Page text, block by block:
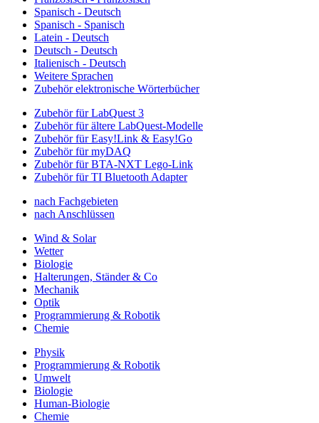
Spanisch - Deutsch
Spanisch - Spanisch
Latein - Deutsch
Deutsch - Deutsch
Italienisch - Deutsch
Weitere Sprachen
Zubehör elektronische Wörterbücher
Zubehör für LabQuest 3
Zubehör für ältere LabQuest-Modelle
Zubehör für Easy!Link & Easy!Go
Zubehör für myDAQ
Zubehör für BTA-NXT Lego-Link
Zubehör für TI Bluetooth Adapter
nach Fachgebieten
nach Anschlüssen
Wind & Solar
Wetter
Biologie
Halterungen, Ständer & Co
Mechanik
Optik
Programmierung & Robotik
Chemie
Physik
Programmierung & Robotik
Umwelt
Biologie
Human-Biologie
Chemie